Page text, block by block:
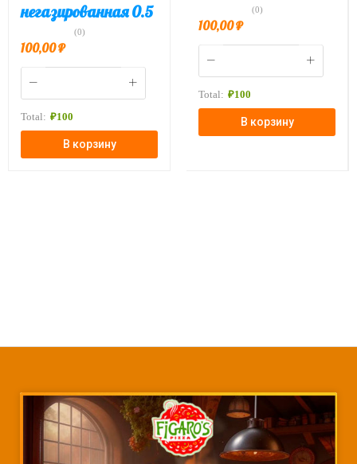
негазированная 0.5
(0)
100,00₽
Total: ₽100
В корзину
(0)
100,00₽
Total: ₽100
В корзину